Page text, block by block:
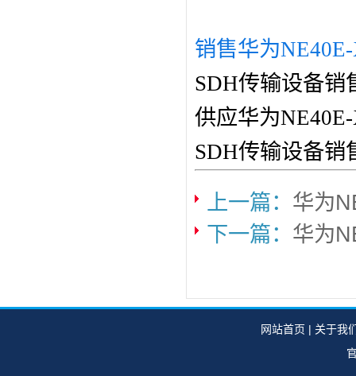
销售华为
SDH传输设备销
供应华为
SDH传输设备销
上一篇： 华为
下一篇： 华为
网站首页 | 关于我